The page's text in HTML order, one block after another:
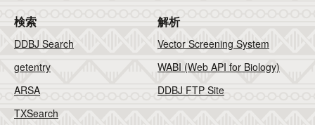
検索
DDBJ Search
getentry
ARSA
TXSearch
解析
Vector Screening System
WABI (Web API for Biology)
DDBJ FTP Site